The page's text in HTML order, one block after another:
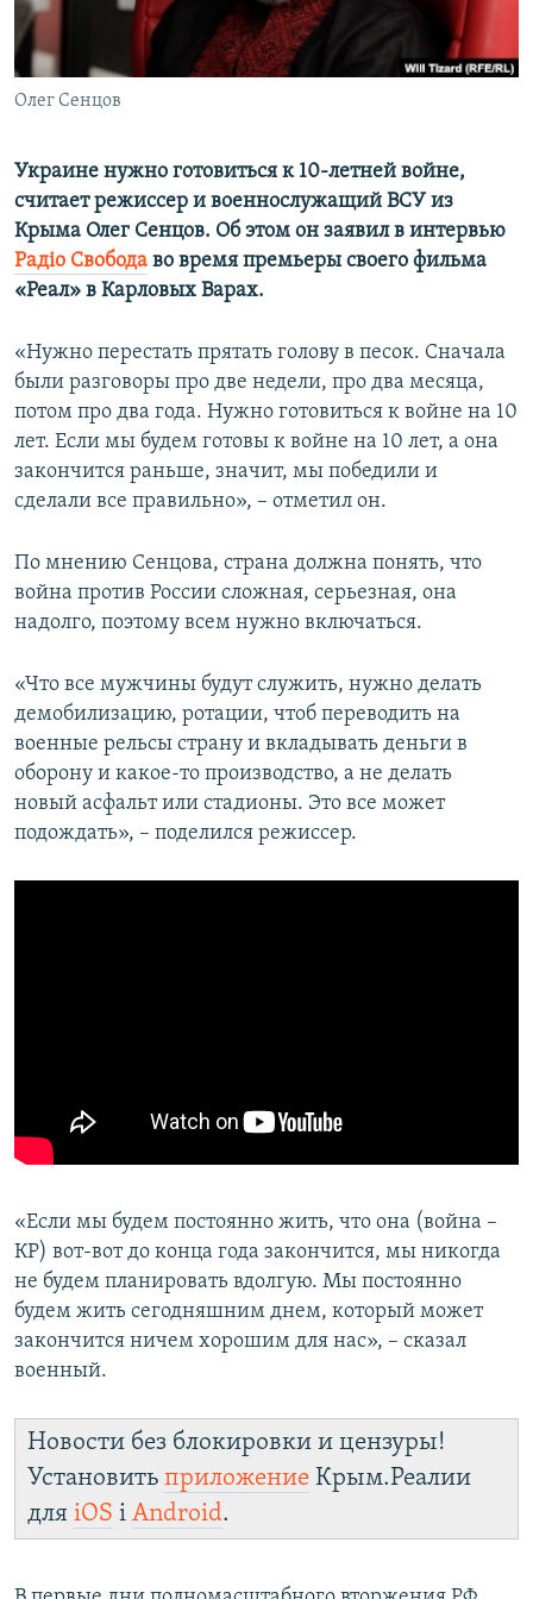
ПОБЕДИТЕЛЕЙ НЕ СУДЯТ?
КРЫМ.НЕПОКОРЕННЫЙ
ELIFBE
ПРИСОЕДИНЯЙТЕСЬ!
Все сайты RFE/RL
Олег Сенцов
Украине нужно готовиться к 10-летней войне,
считает режиссер и военнослужащий ВСУ из
Крыма Олег Сенцов. Об этом он заявил в интервью
Радіо Свобода во время премьеры своего фильма
«Реал» в Карловых Варах.
«Нужно перестать прятать голову в песок. Сначала
были разговоры про две недели, про два месяца,
потом про два года. Нужно готовиться к войне на 10
лет. Если мы будем готовы к войне на 10 лет, а она
закончится раньше, значит, мы победили и
сделали все правильно», – отметил он.
По мнению Сенцова, страна должна понять, что
война против России сложная, серьезная, она
надолго, поэтому всем нужно включаться.
«Что все мужчины будут служить, нужно делать
демобилизацию, ротации, чтоб переводить на
военные рельсы страну и вкладывать деньги в
оборону и какое-то производство, а не делать
новый асфальт или стадионы. Это все может
подождать», – поделился режиссер.
«Если мы будем постоянно жить, что она (война –
КР) вот-вот до конца года закончится, мы никогда
не будем планировать вдолгую. Мы постоянно
будем жить сегодняшним днем, который может
закончится ничем хорошим для нас», – сказал
военный.
Новости без блокировки и цензуры!
Установить приложение Крым.Реалии
для iOS і Android.